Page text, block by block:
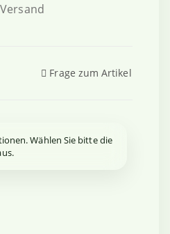
Versand
Frage zum Artikel
Wählen Sie bitte die